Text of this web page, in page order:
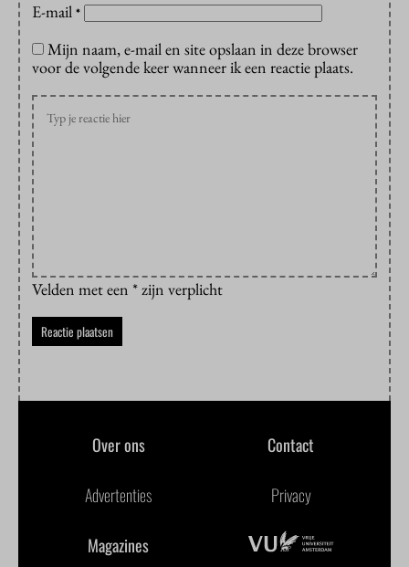
E-mail *
Mijn naam, e-mail en site opslaan in deze browser
voor de volgende keer wanneer ik een reactie plaats.
Velden met een * zijn verplicht
Over ons Contact
Advertenties Privacy
Magazines